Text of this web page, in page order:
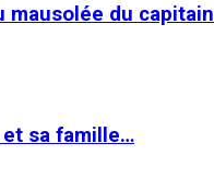
mausolée du
sa famille…